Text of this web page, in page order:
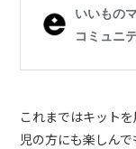
これまではキット
児の方にも楽しん